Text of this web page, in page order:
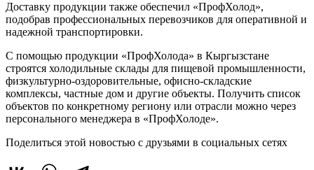
Доставку продукции также обеспечил «ПрофХолод»,
подобрав профессиональных перевозчиков для оперативной и
надежной транспортировки.
С помощью продукции «ПрофХолода» в Кыргызстане
строятся холодильные склады для пищевой промышленности,
физкультурно-оздоровительные, офисно-складские
комплексы, частные дом и другие объекты. Получить список
объектов по конкретному региону или отрасли можно через
персонального менеджера в «ПрофХолоде».
Поделиться этой новостью с друзьями в социальных сетях